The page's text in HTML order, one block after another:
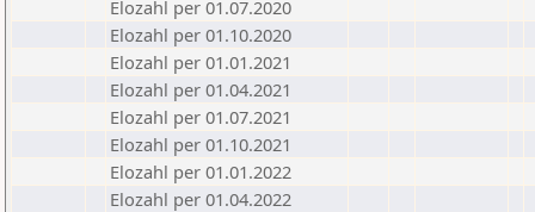
Elozahl per 01.07.2020
Elozahl per 01.10.2020
Elozahl per 01.01.2021
Elozahl per 01.04.2021
Elozahl per 01.07.2021
Elozahl per 01.10.2021
Elozahl per 01.01.2022
Elozahl per 01.04.2022